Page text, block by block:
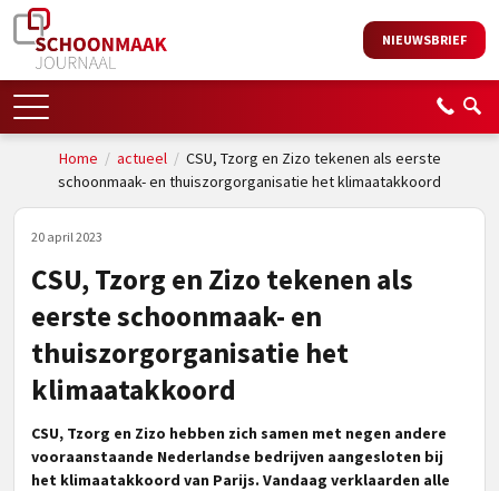
NIEUWSBRIEF
Home / actueel/ CSU, Tzorg en Zizo tekenen als eerste
schoonmaak- en thuiszorgorganisatie het klimaatakkoord
20 april 2023
CSU, Tzorg en Zizo tekenen als
eerste schoonmaak- en
thuiszorgorganisatie het
klimaatakkoord
CSU, Tzorg en Zizo hebben zich samen met negen andere
vooraanstaande Nederlandse bedrijven aangesloten bij
het klimaatakkoord van Parijs. Vandaag verklaarden alle